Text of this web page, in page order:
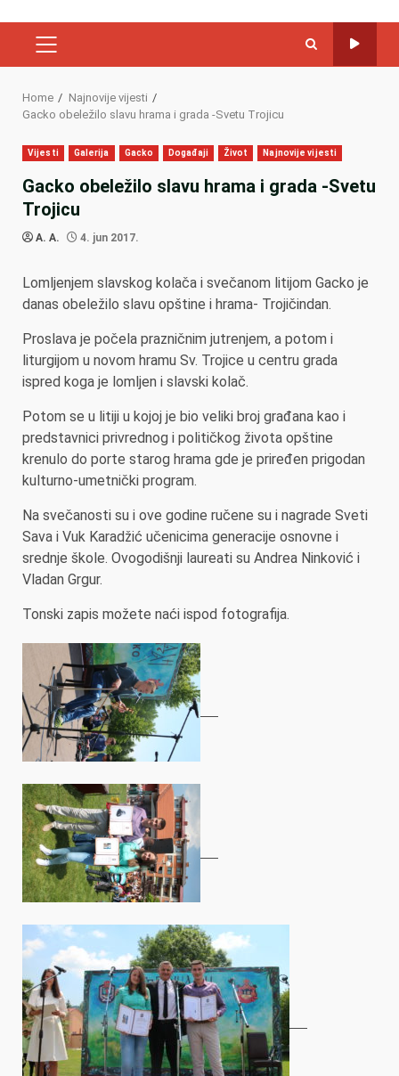
PRIMARY
Home
Najnovije vijesti
Gacko obeležilo slavu hrama i grada -Svetu Trojicu
Vijesti Galerija Gacko Događaji Život Najnovije vijesti
Gacko obeležilo slavu hrama i grada -Svetu
Trojicu
A. A. 4. jun 2017.
Lomljenjem slavskog kolača i svečanom litijom Gacko je
danas obeležilo slavu opštine i hrama- Trojičindan.
Proslava je počela prazničnim jutrenjem, a potom i
liturgijom u novom hramu Sv. Trojice u centru grada
ispred koga je lomljen i slavski kolač.
Potom se u litiji u kojoj je bio veliki broj građana kao i
predstavnici privrednog i političkog života opštine
krenulo do porte starog hrama gde je priređen prigodan
kulturno-umetnički program.
Na svečanosti su i ove godine ručene su i nagrade Sveti
Sava i Vuk Karadžić učenicima generacije osnovne i
srednje škole. Ovogodišnji laureati su Andrea Ninković i
Vladan Grgur.
Tonski zapis možete naći ispod fotografija.